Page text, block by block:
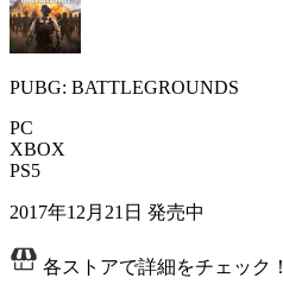
PUBG: BATTLEGROUNDS
PC
XBOX
PS5
2017年12月21日 発売中
各ストアで詳細をチェック！